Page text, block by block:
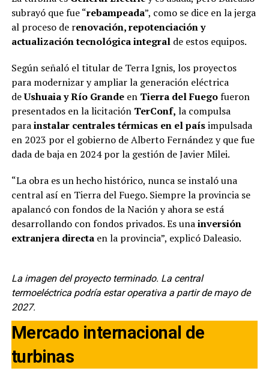
subrayó que fue “rebampeada”, como se dice en la jerga
al proceso de renovación, repotenciación y
actualización tecnológica integral de estos equipos.
Según señaló el titular de Terra Ignis, los proyectos
para modernizar y ampliar la generación eléctrica
deUshuaia y Río Grandeen Tierra del Fuegofueron
presentados en la licitación TerConf, la compulsa
parainstalar centrales térmicas en el paísimpulsada
en 2023 por el gobierno de Alberto Fernández y que fue
dada de baja en 2024 por la gestión de Javier Milei.
“La obra es un hecho histórico, nunca se instaló una
central así en Tierra del Fuego. Siempre la provincia se
apalancó con fondos de la Nación y ahora se está
desarrollando con fondos privados. Es unainversión
extranjera directaen la provincia”, explicó Daleasio.
La imagen del proyecto terminado. La central
termoeléctrica podría estar operativa a partir de mayo de
2027.
Mercado internacional de
turbinas